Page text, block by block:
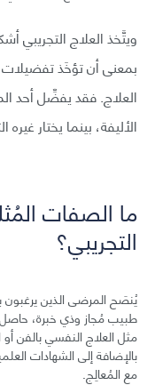
ويتَّخذ العلاج التجريبي
بمعنى أن تؤخَذ تفضيلات
العلاج. فقد يفضِّل أحد
الأليفة، بينما يختار
ما الصفات
التجريبي؟
يُنصَح المرضى الذين
طبيب مُجاز وذي خبرة،
مثل العلاج النفسي بالفن أو
بالإضافة إلى الشهادات
مع المُعالِج.